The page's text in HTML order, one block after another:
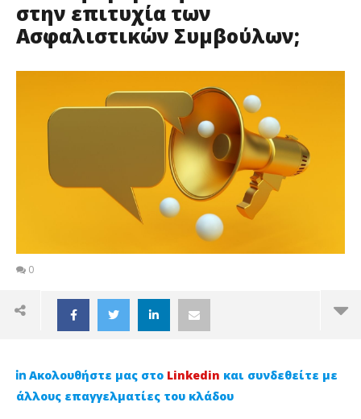
στην επιτυχία των
Ασφαλιστικών Συμβούλων;
0
Ακολουθήστε μας στο Linkedin και συνδεθείτε με
άλλους επαγγελματίες του κλάδου